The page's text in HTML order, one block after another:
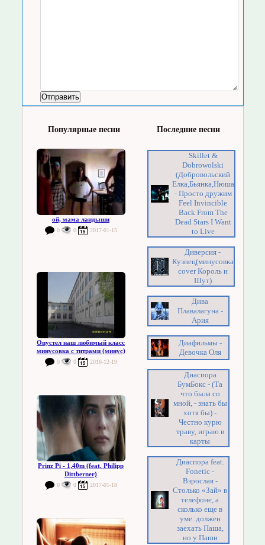
Популярные песни
ой, мама ландыши
0 0 2017-01-15
Опустел наш любимый класс
минусовка с титрами (минус)
0 0 2016-12-19
Prinz Pi - 1,40m (feat. Philipp
Dittberner)
0 0 2017-01-18
Последние песни
Skillet &
Dobrowolski
(Добровольский
Елка,Бьянка,Нюша
- Просто дружим
Feel Invincible
Back From The
Dead Stars I Want
to Live
Диверсия -
Кузнец(минусовка
cover Король и
Шут)
Дива
Плавалагуна -
Ария
Диафильмы -
Девочка Оля
Диаспора
БумБокс - (Та
что была со
мной, - знать бы
хотя бы) -
Честно курю
траву, играю в
карты
Диаспора feat.
Fonetic -
Взрослая -
Столько «Зай» в
телефоне, а
сколько еще в
уме..должен
заехать Паша,
но у Паши